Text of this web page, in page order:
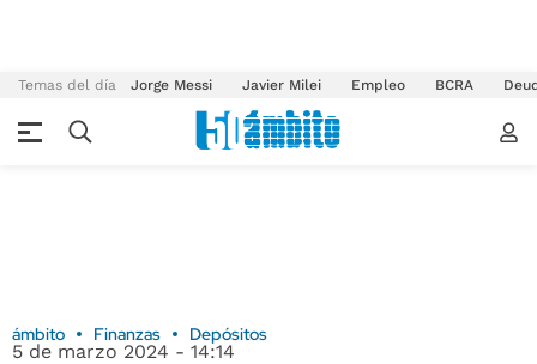
Temas del día Jorge Messi Javier Milei Empleo BCRA
ámbito Finanzas Depósitos
5 de marzo 2024 - 14:14